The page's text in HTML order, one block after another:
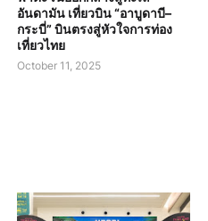
อันดามัน เที่ยวบิน “อาบูดาบี–
กระบี่” บินตรงสู่หัวใจการท่อง
เที่ยวไทย
October 11, 2025